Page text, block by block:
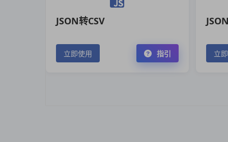
JSON转CSV
立即使用 指引 立